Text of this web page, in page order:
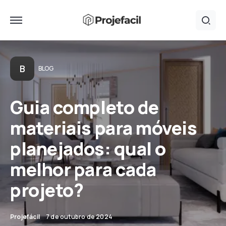
B BLOG
Guia completo de
materiais para móveis
planejados: qual o
melhor para cada
projeto?
Projefácil 7 de outubro de 2024